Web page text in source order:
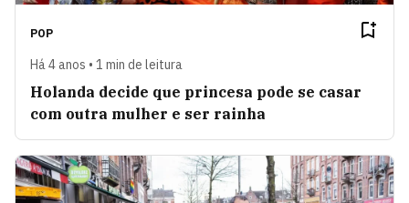
POP
Há 4 anos • 1 min de leitura
Holanda decide que princesa pode se casar
com outra mulher e ser rainha